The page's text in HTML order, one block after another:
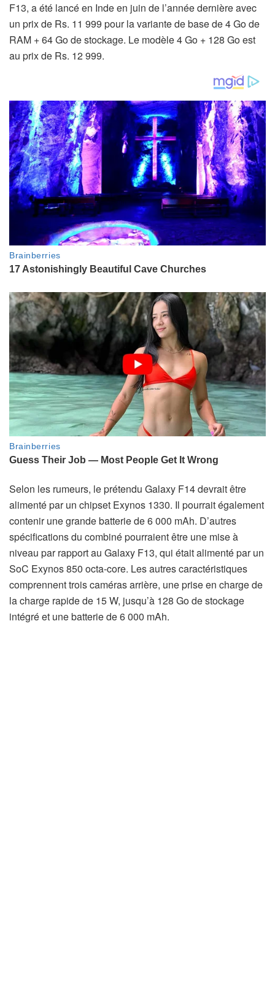
F13, a été lancé en Inde en juin de l’année dernière avec
un prix de Rs. 11 999 pour la variante de base de 4 Go de
RAM + 64 Go de stockage. Le modèle 4 Go + 128 Go est
au prix de Rs. 12 999.
Selon les rumeurs, le prétendu Galaxy F14 devrait être
alimenté par un chipset Exynos 1330. Il pourrait également
contenir une grande batterie de 6 000 mAh. D’autres
spécifications du combiné pourraient être une mise à
niveau par rapport au Galaxy F13, qui était alimenté par un
SoC Exynos 850 octa-core. Les autres caractéristiques
comprennent trois caméras arrière, une prise en charge de
la charge rapide de 15 W, jusqu’à 128 Go de stockage
intégré et une batterie de 6 000 mAh.